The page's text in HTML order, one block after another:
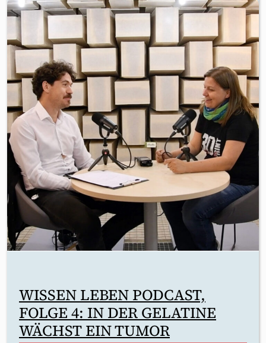
WISSEN LEBEN PODCAST,
FOLGE 4: IN DER GELATINE
WÄCHST EIN TUMOR